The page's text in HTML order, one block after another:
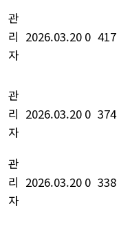
관
리
자
2026.03.20 0 417
관
리
자
2026.03.20 0 374
관
리
자
2026.03.20 0 338